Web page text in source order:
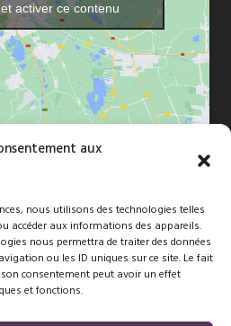
aux
nous utilisons des technologies telles
accéder aux informations des appareils.
nous permettra de traiter des données
ou les ID uniques sur ce site. Le fait
consentement peut avoir un effet
et fonctions.
activer ce contenu
Dréan. Tous droits réservés -Site
parFBMediaworks
gestion agréée, le règlement des